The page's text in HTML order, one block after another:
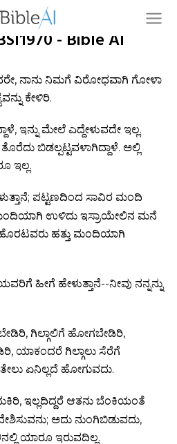
- Bible AI
ನಾನು ನಿಮಗೆ ವಿರೋಧವಾಗಿ ಗೋಳಾ
ಕೇಳಿರಿ.
ಇನ್ನು ಮೇಲೆ ಎದ್ದೇಳುವದೇ ಇಲ್ಲ.
ಬಿಡಲ್ಪಟ್ಟವಳಾಗಿದ್ದಾಳೆ. ಅಲ್ಲಿ
ಇಲ್ಲ.
ಪಟ್ಟಣದಿಂದ ಸಾವಿರ ಮಂದಿ
ಉಳಿದು ಇಸ್ರಾಯೇಲಿನ ಮನೆ
ಹತ್ತು ಮಂದಿಯಾಗಿ
ಹೀಗೆ ಹೇಳುತ್ತಾನೆ--ನೀವು ನನ್ನನ್ನು
ಗಿಲ್ಗಾಲಿಗೆ ಹೋಗಬೇಡಿರಿ,
ಯಾಕಂದರೆ ಗಿಲ್ಗಾಲು ಸೆರೆಗೆ
ಏನಿಲ್ಲದೆ ಹೋಗುವದು.
ಇಲ್ಲದಿದ್ದರೆ ಆತನು ಬೆಂಕಿಯಂತೆ
ಅದು ನುಂಗಿಬಿಡುವದು,
ಯಾರೂ ಇರುವದಿಲ್ಲ.